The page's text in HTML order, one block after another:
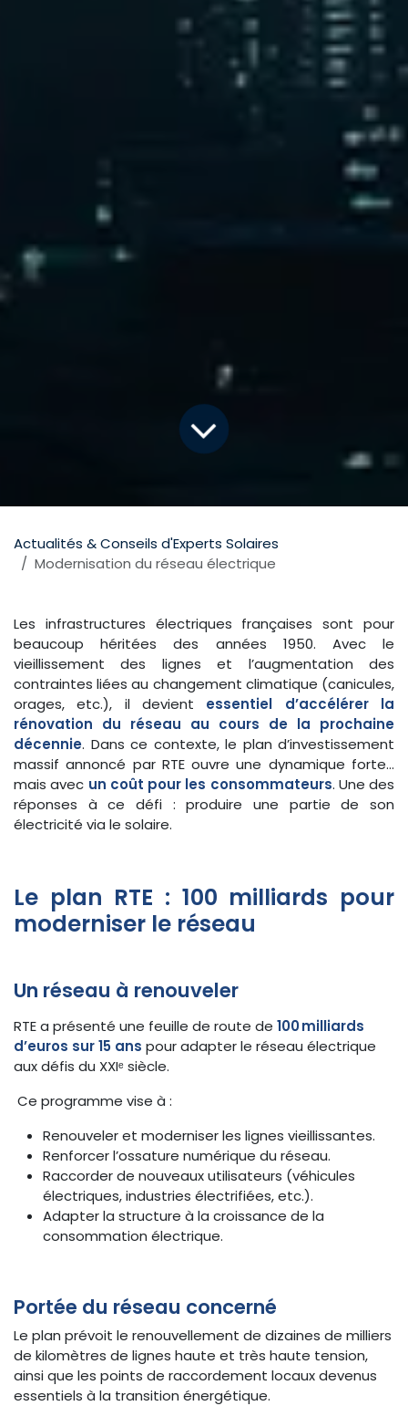
Actualités & Conseils d'Experts Solaires
Modernisation du réseau électrique
Les infrastructures électriques françaises sont pour
beaucoup héritées des années 1950. Avec le
vieillissement des lignes et l’augmentation des
contraintes liées au changement climatique (canicules,
orages, etc.), il devient essentiel d’accélérer la
rénovation du réseau au cours de la prochaine
décennie. Dans ce contexte, le plan d’investissement
massif annoncé par RTE ouvre une dynamique forte…
mais avec un coût pour les consommateurs. Une des
réponses à ce défi : produire une partie de son
électricité via le solaire.
Le plan RTE : 100 milliards pour
moderniser le réseau
Un réseau à renouveler
RTE a présenté une feuille de route de 100 milliards
d’euros sur 15 ans pour adapter le réseau électrique
aux défis du XXIᵉ siècle.
Ce programme vise à :
Renouveler et moderniser les lignes vieillissantes.
Renforcer l’ossature numérique du réseau.
Raccorder de nouveaux utilisateurs (véhicules
électriques, industries électrifiées, etc.).
Adapter la structure à la croissance de la
consommation électrique.
Portée du réseau concerné
Le plan prévoit le renouvellement de dizaines de milliers
de kilomètres de lignes haute et très haute tension,
ainsi que les points de raccordement locaux devenus
essentiels à la transition énergétique.